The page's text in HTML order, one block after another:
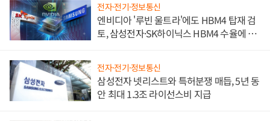
전자·전기·정보통신
엔비디아 '루빈 울트라'에도 HBM4 탑재 검
토, 삼성전자·SK하이닉스 HBM4 수율에 주
전자·전기·정보통신
삼성전자 넷리스트와 특허분쟁 매듭, 5년 동
안 최대 1.3조 라이선스비 지급